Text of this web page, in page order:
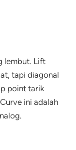
lembut. Lift
tapi diagonal
point tarik
ini adalah